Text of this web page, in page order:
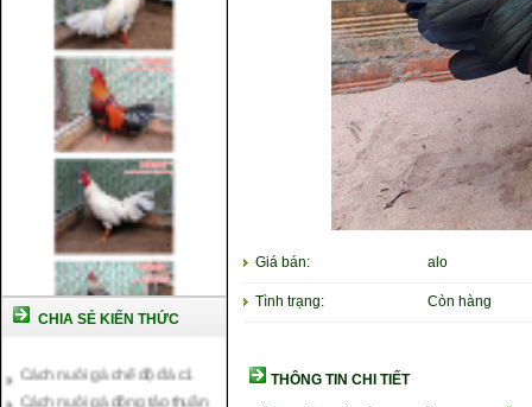
CHIA SẺ KIẾN THỨC
Cách nuôi gà đông tảo thuần
chủng
Giá bán: alo
Tình trạng: Còn hàng
THÔNG TIN CHI TIẾT